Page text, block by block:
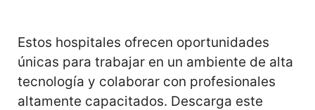
Estos hospitales ofrecen oportunidades
únicas para trabajar en un ambiente de alta
tecnología y colaborar con profesionales
altamente capacitados. Descarga este